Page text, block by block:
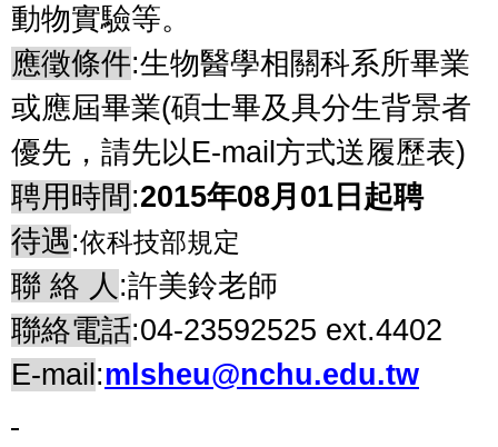
動物實驗等。
應徵條件:生物醫學相關科系所畢業
或應屆畢業(碩士畢及具分生背景者
優先，請先以E-mail 方式送履歷表)
聘用時間 :2015年08月 01 日起聘
待遇:依科技部規定
聯 絡 人 :許美鈴老師
聯絡電話:04-23592525 ext.4402
E-mail :mlsheu@nchu.edu.tw